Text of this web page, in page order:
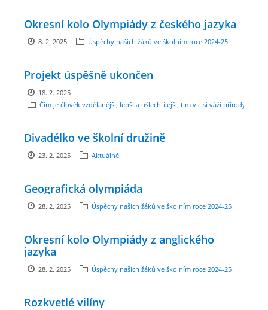
FOTOALBUM
ŠKOLNÍ DRUŽINA
ŠKOLNÍ JÍDELNA
KROUŽKY
GDPR
Okresní kolo Olympiády z českého jazyka
8. 2. 2025 Úspěchy našich žáků ve školním roce 2024-25
Projekt úspěšně ukončen
18. 2. 2025
Čím je člověk vzdělanější, lepší a ušlechtilejší, tím víc si váží přírody.
Divadélko ve školní družině
23. 2. 2025 Aktuálně
Geografická olympiáda
28. 2. 2025 Úspěchy našich žáků ve školním roce 2024-25
Okresní kolo Olympiády z anglického
jazyka
28. 2. 2025 Úspěchy našich žáků ve školním roce 2024-25
Rozkvetlé vilíny